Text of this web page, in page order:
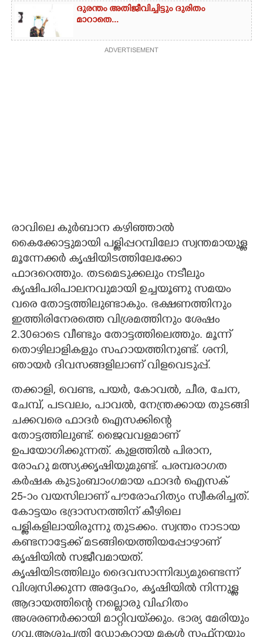
ദുരന്തം അതിജീവിച്ചിട്ടും ദുരിതം
മാറാതെ...
ADVERTISEMENT
രാവിലെ കുർബാന കഴിഞ്ഞാൽ
കൈക്കോട്ടുമായി പള്ളിപ്പറമ്പിലോ സ്വന്തമായുള്ള
മൂന്നേക്കർ കൃഷിയിടത്തിലേക്കോ
ഫാദറെത്തും. തടമെടുക്കലും നടീലും
കൃഷിപരിപാലനവുമായി ഉച്ചയൂണു സമയം
വരെ തോട്ടത്തിലുണ്ടാകും. ഭക്ഷണത്തിനും
ഇത്തിരിനേരത്തെ വിശ്രമത്തിനും ശേഷം
2.30ഓടെ വീണ്ടും തോട്ടത്തിലെത്തും. മൂന്ന്
തൊഴിലാളികളും സഹായത്തിനുണ്ട്. ശനി,
ഞായർ ദിവസങ്ങളിലാണ് വിളവെടുപ്പ്.
തക്കാളി, വെണ്ട, പയർ, കോവൽ, ചീര, ചേന,
ചേമ്പ്, പടവലം, പാവൽ, നേന്ത്രക്കായ തുടങ്ങി
ചക്കവരെ ഫാദർ ഐസക്കിന്റെ
തോട്ടത്തിലുണ്ട്. ജൈവവളമാണ്
ഉപയോഗിക്കുന്നത്. കുളത്തിൽ പിരാന,
രോഹു മത്സ്യക്കൃഷിയുമുണ്ട്. പരമ്പരാഗത
കർഷക കുടുംബാംഗമായ ഫാദർ ഐസക്
25-ാം വയസിലാണ് പൗരോഹിത്യം സ്വീകരിച്ചത്.
കോട്ടയം ഭദ്രാസനത്തിന് കീഴിലെ
പള്ളികളിലായിരുന്നു തുടക്കം. സ്വന്തം നാടായ
കണ്ടനാട്ടേക്ക് മടങ്ങിയെത്തിയപ്പോഴാണ്
കൃഷിയിൽ സജീവമായത്.
കൃഷിയിടത്തിലും ദൈവസാന്നിദ്ധ്യമുണ്ടെന്ന്
വിശ്വസിക്കുന്ന അദ്ദേഹം, കൃഷിയിൽ നിന്നുള്ള
ആദായത്തിന്റെ നല്ലൊരു വിഹിതം
അശരണർക്കായി മാറ്റിവയ്‌ക്കും. ഭാര്യ മേരിയും